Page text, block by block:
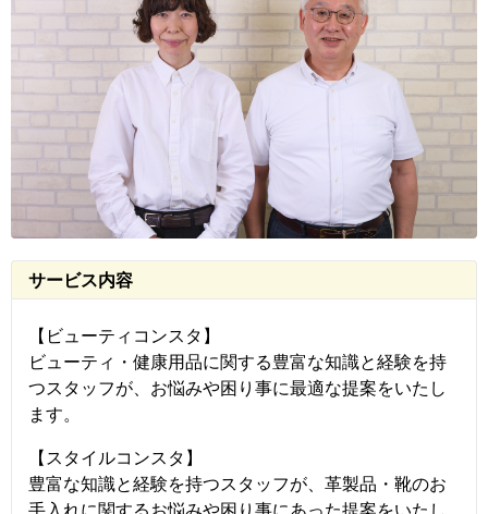
サービス内容
【ビューティコンスタ】
ビューティ・健康用品に関する豊富な知識と経験を持
つスタッフが、お悩みや困り事に最適な提案をいたし
ます。
【スタイルコンスタ】
豊富な知識と経験を持つスタッフが、革製品・靴のお